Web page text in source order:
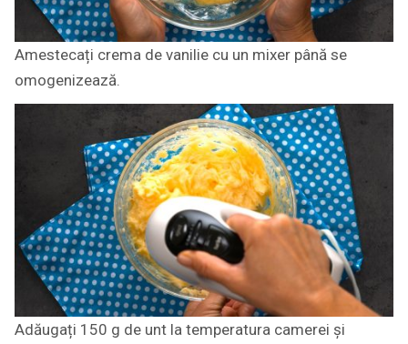
Amestecați crema de vanilie cu un mixer până se
omogenizează.
Adăugați 150 g de unt la temperatura camerei și